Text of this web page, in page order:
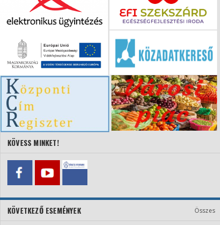
KÖVESS MINKET!
KÖVETKEZŐ ESEMÉNYEK Összes